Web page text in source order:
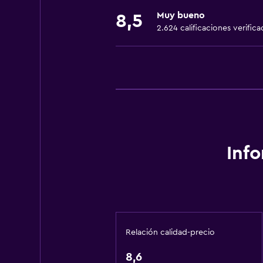
Artículos de aseo gratis
Sofá
8,5 Muy bueno
2.624 calificaciones
Relación calidad-precio
8,6